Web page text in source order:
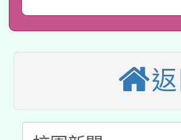
用水績優單位
本校115學年
招甄選結果
適應運動共
本館辦理115
暨閱讀推動專
科技賦能─人